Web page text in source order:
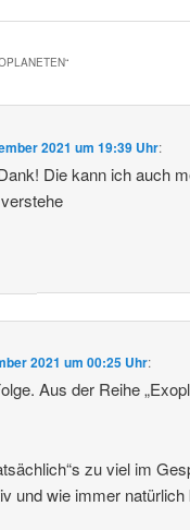
“
2021 um 19:39 Uhr:
Die kann ich auch
2021 um 00:25 Uhr:
Aus der Reihe
zu viel im
und wie immer